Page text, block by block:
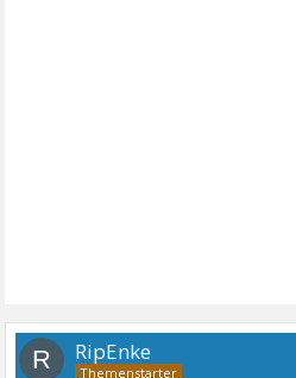
R RipEnke